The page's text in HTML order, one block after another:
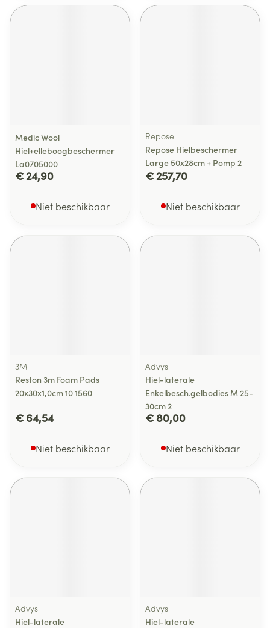
Medic Wool
Hiel+elleboogbeschermer
La0705000
€ 24,90
Niet beschikbaar
Repose
Repose Hielbeschermer
Large 50x28cm + Pomp 2
€ 257,70
Niet beschikbaar
3M
Reston 3m Foam Pads
20x30x1,0cm 10 1560
€ 64,54
Niet beschikbaar
Advys
Hiel-laterale
Enkelbesch.gelbodies M 25-
30cm 2
€ 80,00
Niet beschikbaar
Advys
Hiel-laterale
Advys
Hiel-laterale